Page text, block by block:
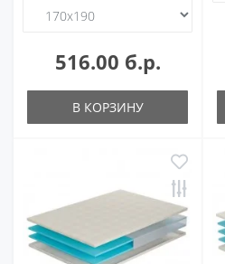
516.00 б.р.
В КОРЗИНУ